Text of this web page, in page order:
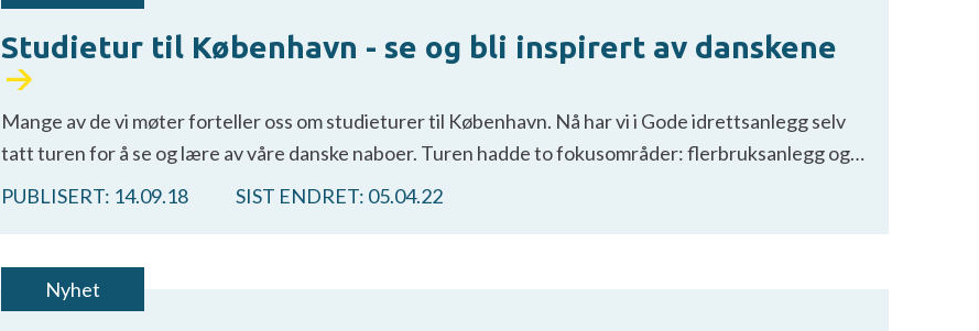
Studietur til København - se og bli inspirert av danskene
Mange av de vi møter forteller oss om studieturer til København. Nå har vi i Gode idrettsanlegg selv
tatt turen for å se og lære av våre danske naboer. Turen hadde to fokusområder: flerbruksanlegg og…
PUBLISERT: 14.09.18 SIST ENDRET: 05.04.22
Nyhet